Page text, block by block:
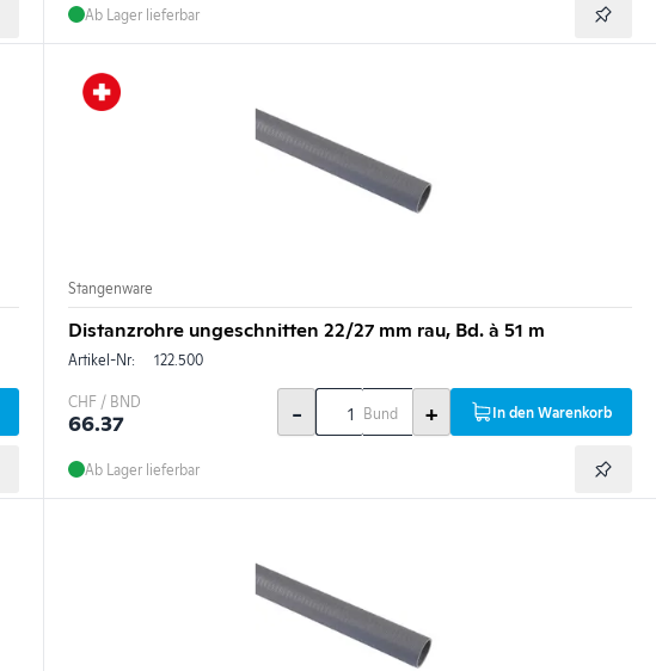
Ab Lager lieferbar
Stangenware
Distanzrohre ungeschnitten 22/27 mm rau, Bd. à 51 m
Artikel-Nr: 122.500
CHF / BND
66.37 - Bund + In den Warenkorb
Ab Lager lieferbar